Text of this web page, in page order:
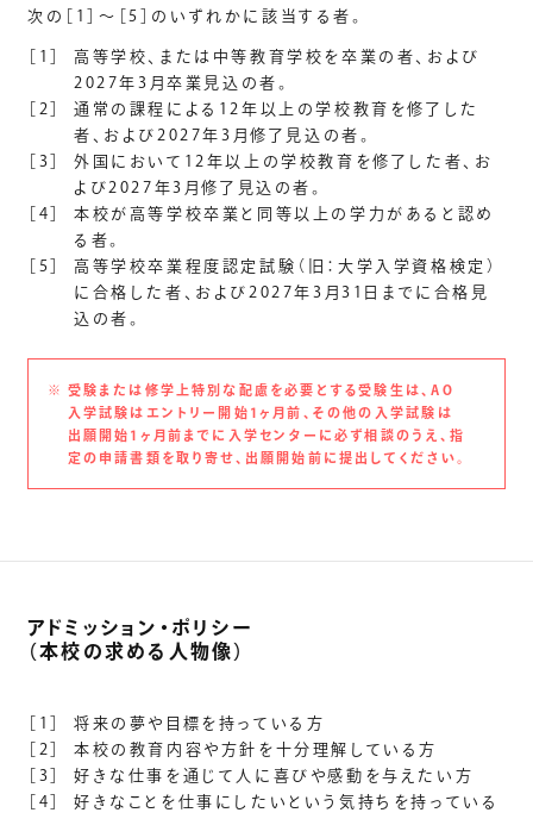
次の［1］〜［5］のいずれかに該当する者。
［1］
高等学校、または中等教育学校を卒業の者、および
2027年3月卒業見込の者。
［2］
通常の課程による12年以上の学校教育を修了した
者、および2027年3月修了見込の者。
［3］
外国において12年以上の学校教育を修了した者、お
よび2027年3月修了見込の者。
［4］
本校が高等学校卒業と同等以上の学力があると認め
る者。
［5］
高等学校卒業程度認定試験（旧：大学入学資格検定）
に合格した者、および2027年3月31日までに合格見
込の者。
※
受験または修学上特別な配慮を必要とする受験生は、AO
入学試験はエントリー開始1ヶ月前、その他の入学試験は
出願開始1ヶ月前までに入学センターに必ず相談のうえ、指
定の申請書類を取り寄せ、出願開始前に提出してください。
アドミッション・ポリシー
（本校の求める人物像）
［1］
将来の夢や目標を持っている方
［2］
本校の教育内容や方針を十分理解している方
［3］
好きな仕事を通じて人に喜びや感動を与えたい方
［4］
好きなことを仕事にしたいという気持ちを持っている